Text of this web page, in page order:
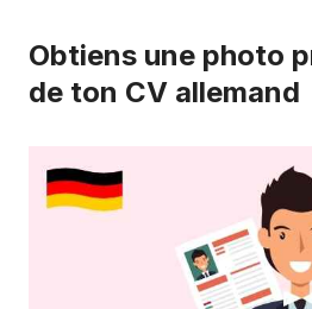
Obtiens une photo
de ton CV allemand